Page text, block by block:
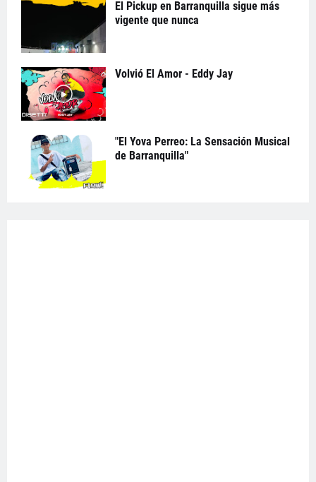
El Pickup en Barranquilla sigue más
vigente que nunca
Volvió El Amor - Eddy Jay
"El Yova Perreo: La Sensación Musical
de Barranquilla"